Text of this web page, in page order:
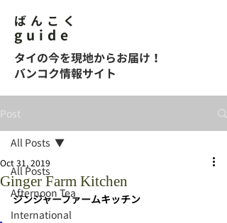
ばんこく
guide
タイの今を現地からお届け！
バンコク情報サイト
Post
All Posts
Afternoon Tea
International
All Posts
Ginger Farm Kitchen
Oct 31, 2019
ジンジャーファームキッチン